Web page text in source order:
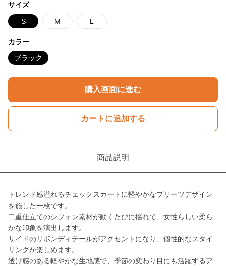
サイズ
S M L
カラー
ブラック
購入画面に進む
カートに追加する
商品説明
トレンド感溢れるチェックスカートに軽やかなプリーツデザイン
を施した一枚です。
二重仕立てのシフォン素材が動くたびに揺れて、女性らしい柔ら
かな印象を演出します。
サイドのリボンディテールがアクセントになり、個性的なスタイ
リングが楽しめます。
透け感のある軽やかな生地感で、季節の変わり目にも活躍するア